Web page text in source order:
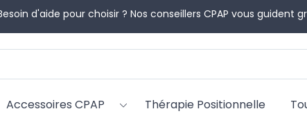
d'aide pour choisir ? Nos conseillers CPAP vous guident
Accessoires CPAP Thérapie Positionnelle